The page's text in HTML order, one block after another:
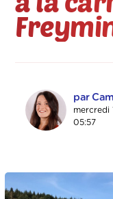
par
mercredi
05:57